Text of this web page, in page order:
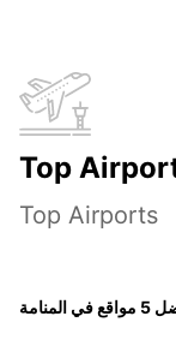
Top
Top Airports
المنامة